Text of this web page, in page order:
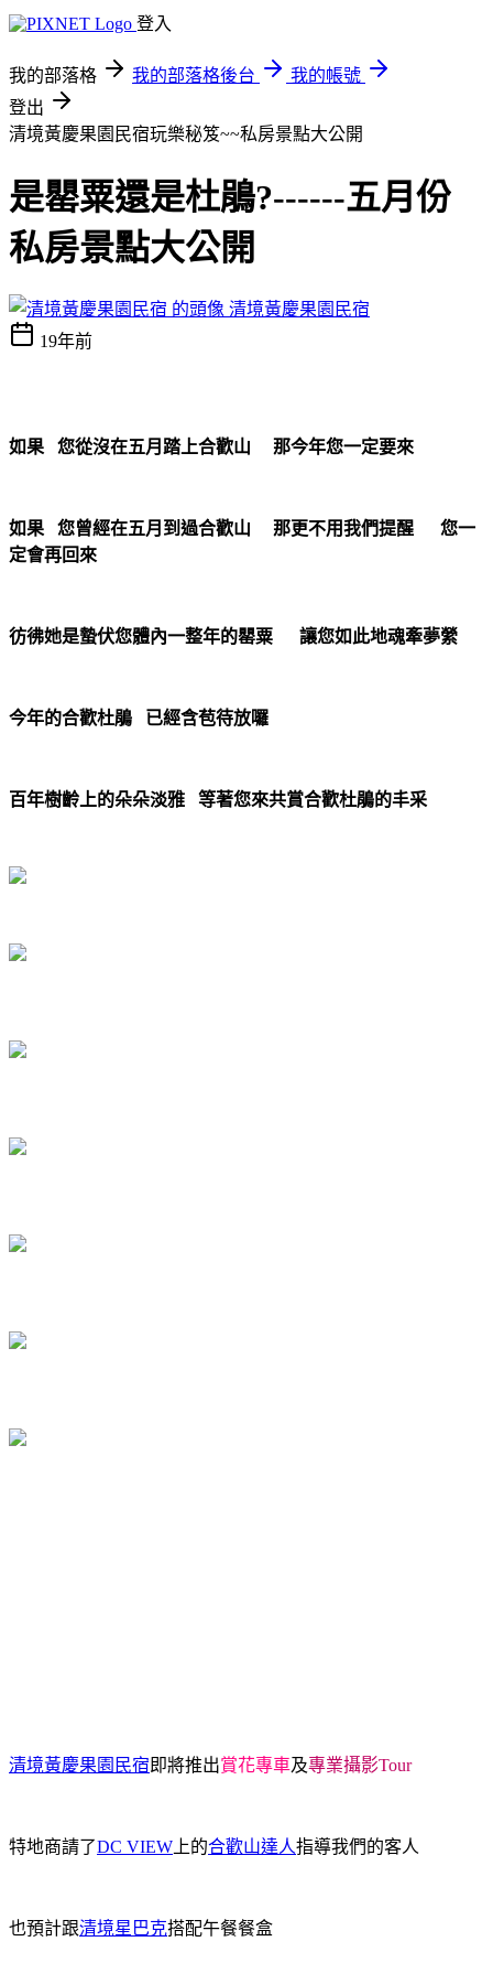
登入
我的部落格 我的部落格後台
我的帳號
登出
清境黃慶果園民宿玩樂秘笈~~私房景點大公開
是罌粟還是杜鵑?------五月份
私房景點大公開
清境黃慶果園民宿
19年前
如果 您從沒在五月踏上合歡山 那今年您一定要來
如果 您曾經在五月到過合歡山 那更不用我們提醒 您一
定會再回來
彷彿她是蟄伏您體內一整年的罌粟 讓您如此地魂牽夢縈
今年的合歡杜鵑 已經含苞待放囉
百年樹齡上的朵朵淡雅 等著您來共賞合歡杜鵑的丰采
清境黃慶果園民宿 即將推出賞花專車及專業攝影Tour
特地商請了DC VIEW 上的合歡山達人指導我們的客人
也預計跟清境星巴克搭配午餐餐盒